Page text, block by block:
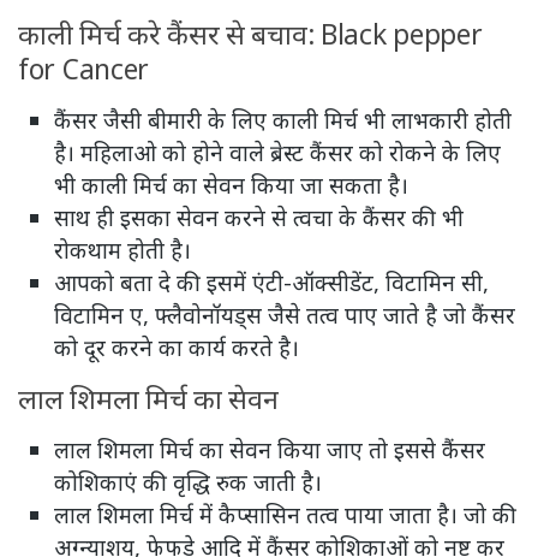
काली मिर्च करे कैंसर से बचाव: Black pepper
for Cancer
कैंसर जैसी बीमारी के लिए काली मिर्च भी लाभकारी होती
है। महिलाओ को होने वाले ब्रेस्ट कैंसर को रोकने के लिए
भी काली मिर्च का सेवन किया जा सकता है।
साथ ही इसका सेवन करने से त्वचा के कैंसर की भी
रोकथाम होती है।
आपको बता दे की इसमें एंटी-ऑक्सीडेंट, विटामिन सी,
विटामिन ए, फ्लैवोनॉयड्स जैसे तत्व पाए जाते है जो कैंसर
को दूर करने का कार्य करते है।
लाल शिमला मिर्च का सेवन
लाल शिमला मिर्च का सेवन किया जाए तो इससे कैंसर
कोशिकाएं की वृद्धि रुक जाती है।
लाल शिमला मिर्च में कैप्‍सासिन तत्‍व पाया जाता है। जो की
अग्न्याशय, फेफड़े आदि में कैंसर कोशिकाओं को नष्ट कर